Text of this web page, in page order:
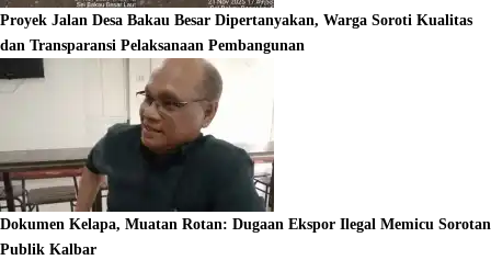
Proyek Jalan Desa Bakau Besar Dipertanyakan, Warga Soroti Kualitas
dan Transparansi Pelaksanaan Pembangunan
Dokumen Kelapa, Muatan Rotan: Dugaan Ekspor Ilegal Memicu Sorotan
Publik Kalbar